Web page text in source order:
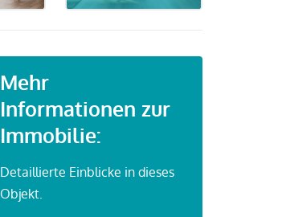
Mehr
Informationen zur
Immobilie:
Detaillierte Einblicke in dieses
Objekt.